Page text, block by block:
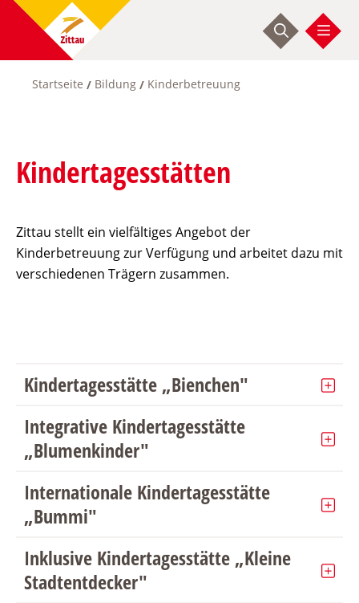
Direkt
Pfadnavigation
Startseite Bildung Kinderbetreuung
Kindertagesstätten
Zittau stellt ein vielfältiges Angebot der
Kinderbetreuung zur Verfügung und arbeitet dazu mit
verschiedenen Trägern zusammen.
Kindertagesstätte „Bienchen"
Integrative Kindertagesstätte
„Blumenkinder"
Internationale Kindertagesstätte
„Bummi"
Inklusive Kindertagesstätte „Kleine
Stadtentdecker"